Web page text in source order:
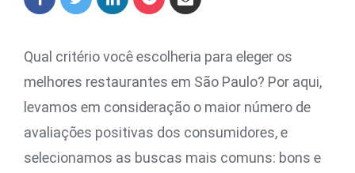
Qual critério você escolheria para eleger os
melhores restaurantes em São Paulo? Por aqui,
levamos em consideração o maior número de
avaliações positivas dos consumidores, e
selecionamos as buscas mais comuns: bons e